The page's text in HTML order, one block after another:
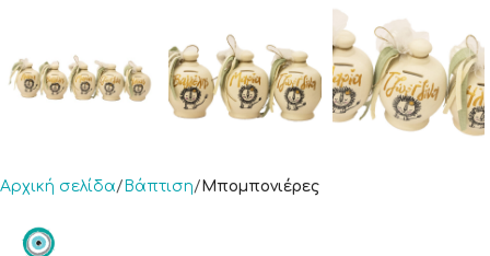
Αρχική σελίδα Βάπτιση Μπομπονιέρες